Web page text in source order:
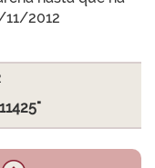
11/2012